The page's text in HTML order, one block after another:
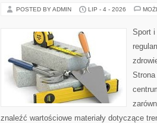
POSTED BY ADMIN LIP - 4 - 2026
Sport
znaleźć wartościowe materiały dotyczące